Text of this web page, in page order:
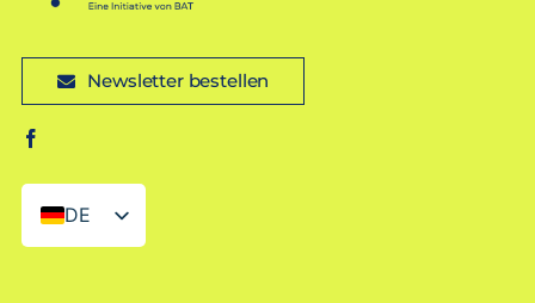
Newsletter bestellen
DE
EN